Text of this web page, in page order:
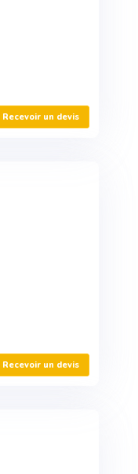
Recevoir un devis
Recevoir un devis